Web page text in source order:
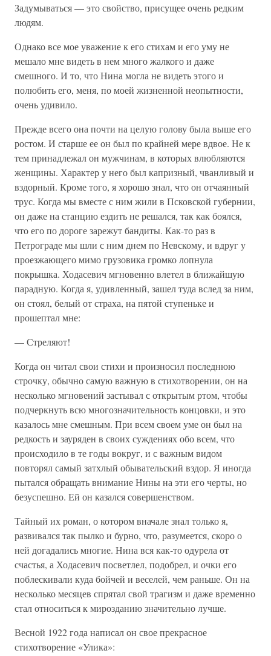
Задумываться — это свойство, присущее очень редким
людям.
Однако все мое уважение к его стихам и его уму не
мешало мне видеть в нем много жалкого и даже
смешного. И то, что Нина могла не видеть этого и
полюбить его, меня, по моей жизненной неопытности,
очень удивило.
Прежде всего она почти на целую голову была выше его
ростом. И старше ее он был по крайней мере вдвое. Не к
тем принадлежал он мужчинам, в которых влюбляются
женщины. Характер у него был капризный, чванливый и
вздорный. Кроме того, я хорошо знал, что он отчаянный
трус. Когда мы вместе с ним жили в Псковской губернии,
он даже на станцию ездить не решался, так как боялся,
что его по дороге зарежут бандиты. Как-то раз в
Петрограде мы шли с ним днем по Невскому, и вдруг у
проезжающего мимо грузовика громко лопнула
покрышка. Ходасевич мгновенно влетел в ближайшую
парадную. Когда я, удивленный, зашел туда вслед за ним,
он стоял, белый от страха, на пятой ступеньке и
прошептал мне:
— Стреляют!
Когда он читал свои стихи и произносил последнюю
строчку, обычно самую важную в стихотворении, он на
несколько мгновений застывал с открытым ртом, чтобы
подчеркнуть всю многозначительность концовки, и это
казалось мне смешным. При всем своем уме он был на
редкость и зауряден в своих суждениях обо всем, что
происходило в те годы вокруг, и с важным видом
повторял самый затхлый обывательский вздор. Я иногда
пытался обращать внимание Нины на эти его черты, но
безуспешно. Ей он казался совершенством.
Тайный их роман, о котором вначале знал только я,
развивался так пылко и бурно, что, разумеется, скоро о
ней догадались многие. Нина вся как-то одурела от
счастья, а Ходасевич посветлел, подобрел, и очки его
поблескивали куда бойчей и веселей, чем раньше. Он на
несколько месяцев спрятал свой трагизм и даже временно
стал относиться к мирозданию значительно лучше.
Весной 1922 года написал он свое прекрасное
стихотворение «Улика»: